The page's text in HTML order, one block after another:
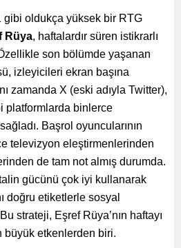
gibi oldukça yüksek bir RTG
Rüya, haftalardır süren istikrarlı
son bölümde yaşanan
izleyicileri ekran başına
zamanda X (eski adıyla Twitter),
platformlarda binlerce
Başrol oyuncularının
televizyon eleştirmenlerinden
de tam not almış durumda.
gücünü çok iyi kullanarak
doğru etiketlerle sosyal
strateji, Eşref Rüya’nın haftayı
büyük etkenlerden biri.